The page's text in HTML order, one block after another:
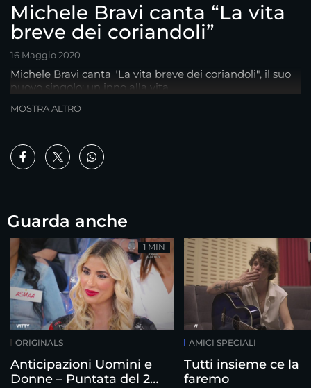
Michele Bravi canta “La vita
breve dei coriandoli”
16 Maggio 2020
Michele Bravi canta "La vita breve dei coriandoli", il suo
nuovo singolo: un inno alla vita
MOSTRA ALTRO
Guarda anche
ORIGINALS
Anticipazioni Uomini e
Donne – Puntata del 28
1 MIN
AMICI SPECIALI
Tutti insieme ce la
faremo